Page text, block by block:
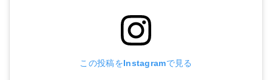
この投稿をInstagramで見る